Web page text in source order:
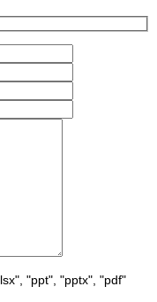
"ppt", "pptx", "pdf"